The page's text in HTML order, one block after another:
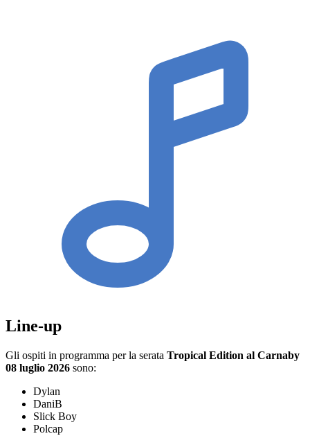
Line-up
Gli ospiti in programma per la serata Tropical Edition al Carnaby
08 luglio 2026 sono:
Dylan
DaniB
Slick Boy
Polcap